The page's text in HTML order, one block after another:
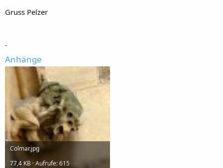
Gruss Pelzer
.
Anhänge
Colmar.jpg
77,4 KB · Aufrufe: 615